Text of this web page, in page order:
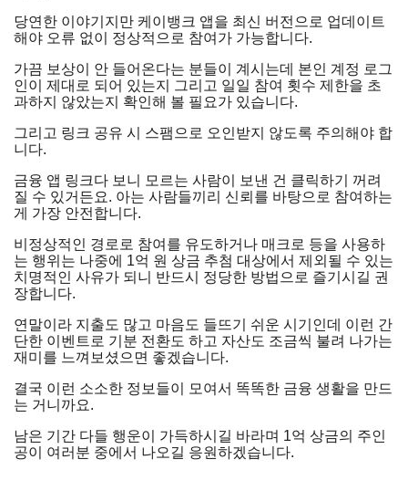
당연한 이야기지만 케이뱅크 앱을 최신 버전으로 업데이트
해야 오류 없이 정상적으로 참여가 가능합니다.
가끔 보상이 안 들어온다는 분들이 계시는데 본인 계정 로그
인이 제대로 되어 있는지 그리고 일일 참여 횟수 제한을 초
과하지 않았는지 확인해 볼 필요가 있습니다.
그리고 링크 공유 시 스팸으로 오인받지 않도록 주의해야 합
니다.
금융 앱 링크다 보니 모르는 사람이 보낸 건 클릭하기 꺼려
질 수 있거든요. 아는 사람들끼리 신뢰를 바탕으로 참여하는
게 가장 안전합니다.
비정상적인 경로로 참여를 유도하거나 매크로 등을 사용하
는 행위는 나중에 1억 원 상금 추첨 대상에서 제외될 수 있는
치명적인 사유가 되니 반드시 정당한 방법으로 즐기시길 권
장합니다.
연말이라 지출도 많고 마음도 들뜨기 쉬운 시기인데 이런 간
단한 이벤트로 기분 전환도 하고 자산도 조금씩 불려 나가는
재미를 느껴보셨으면 좋겠습니다.
결국 이런 소소한 정보들이 모여서 똑똑한 금융 생활을 만드
는 거니까요.
남은 기간 다들 행운이 가득하시길 바라며 1억 상금의 주인
공이 여러분 중에서 나오길 응원하겠습니다.